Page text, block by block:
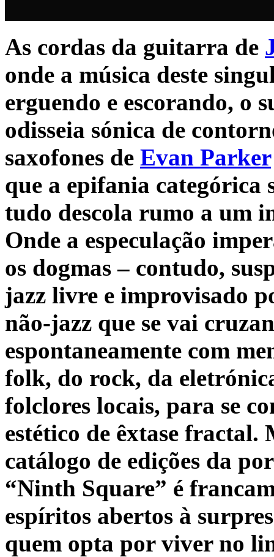
As cordas da guitarra de
onde a música deste
erguendo e escorando, o
odisseia sónica de
saxofones de Evan Parker
que a epifania categórica
tudo descola rumo a um
Onde a especulação
os dogmas – contudo,
jazz livre e improvisado
não-jazz que se vai
espontaneamente com
folk, do rock, da
folclores locais, para se
estético de êxtase
catálogo de edições da
“Ninth Square” é
espíritos abertos à
quem opta por viver no